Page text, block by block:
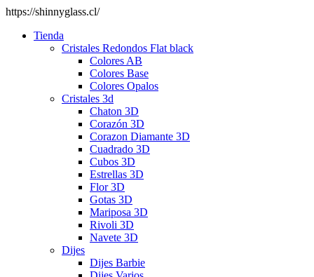
https://shinnyglass.cl/
Tienda
Cristales Redondos Flat black
Colores AB
Colores Base
Colores Opalos
Cristales 3d
Chaton 3D
Corazón 3D
Corazon Diamante 3D
Cuadrado 3D
Cubos 3D
Estrellas 3D
Flor 3D
Gotas 3D
Mariposa 3D
Rivoli 3D
Navete 3D
Dijes
Dijes Barbie